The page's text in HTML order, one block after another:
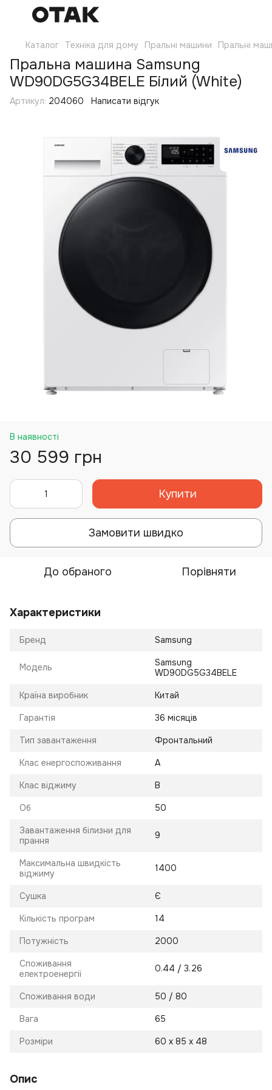
Каталог Техніка для дому Пральні машини Пральні
Пральна машина Samsung
WD90DG5G34BELE Білий (White)
Артикул: 204060 Написати відгук
В наявності
30 599 грн
Купити
Замовити швидко
До обраного Порівняти
Характеристики
Бренд Samsung
Модель
Samsung
WD90DG5G34BELE
Країна виробник Китай
Гарантія 36 місяців
Тип завантаження Фронтальний
Клас енергоспоживання А
Клас віджиму В
Об 50
Завантаження білизни для
прання
9
Максимальна швидкість
віджиму
1400
Сушка Є
Кількість програм 14
Потужність 2000
Споживання
електроенергії
0.44 / 3.26
Споживання води 50 / 80
Вага 65
Розміри 60 х 85 х 48
Опис